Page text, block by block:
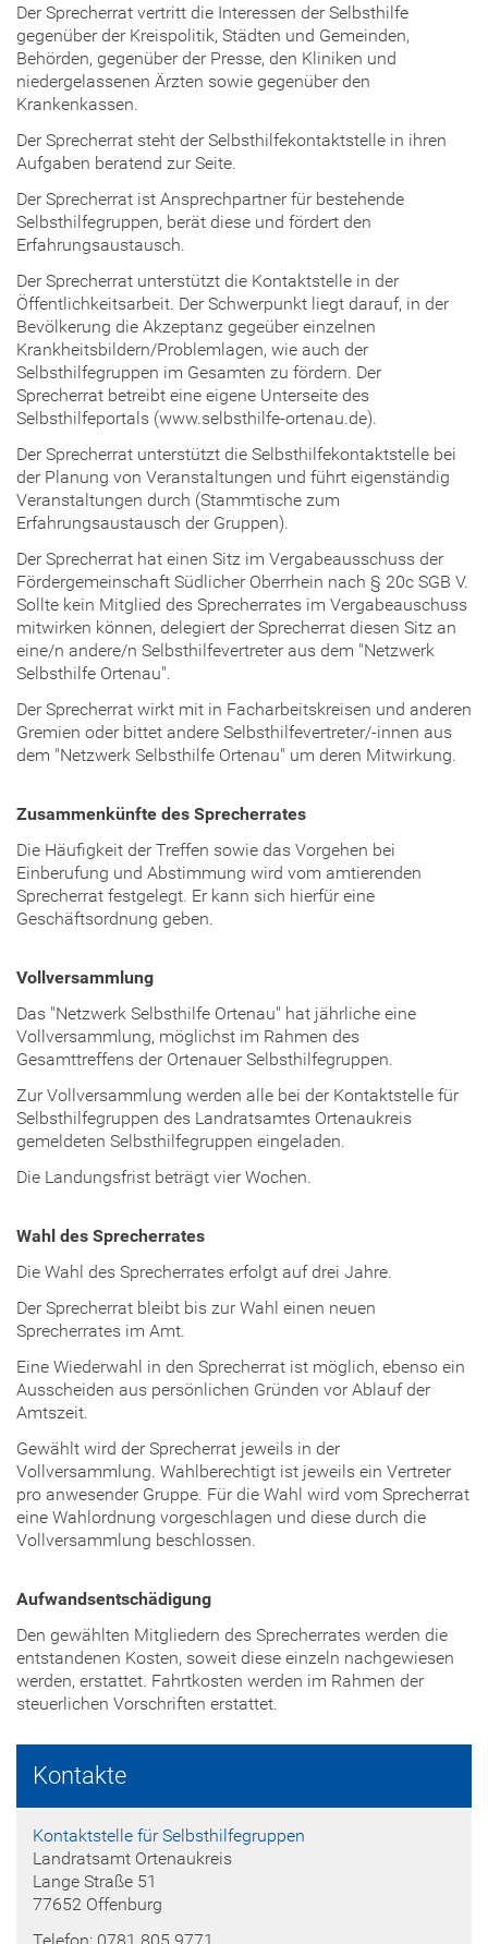
Der Sprecherrat vertritt die Interessen der Selbsthilfe
gegenüber der Kreispolitik, Städten und Gemeinden,
Behörden, gegenüber der Presse, den Kliniken und
niedergelassenen Ärzten sowie gegenüber den
Krankenkassen.
Der Sprecherrat steht der Selbsthilfekontaktstelle in ihren
Aufgaben beratend zur Seite.
Der Sprecherrat ist Ansprechpartner für bestehende
Selbsthilfegruppen, berät diese und fördert den
Erfahrungsaustausch.
Der Sprecherrat unterstützt die Kontaktstelle in der
Öffentlichkeitsarbeit. Der Schwerpunkt liegt darauf, in der
Bevölkerung die Akzeptanz gegeüber einzelnen
Krankheitsbildern/Problemlagen, wie auch der
Selbsthilfegruppen im Gesamten zu fördern. Der
Sprecherrat betreibt eine eigene Unterseite des
Selbsthilfeportals (www.selbsthilfe-ortenau.de).
Der Sprecherrat unterstützt die Selbsthilfekontaktstelle bei
der Planung von Veranstaltungen und führt eigenständig
Veranstaltungen durch (Stammtische zum
Erfahrungsaustausch der Gruppen).
Der Sprecherrat hat einen Sitz im Vergabeausschuss der
Fördergemeinschaft Südlicher Oberrhein nach § 20c SGB V.
Sollte kein Mitglied des Sprecherrates im Vergabeauschuss
mitwirken können, delegiert der Sprecherrat diesen Sitz an
eine/n andere/n Selbsthilfevertreter aus dem "Netzwerk
Selbsthilfe Ortenau".
Der Sprecherrat wirkt mit in Facharbeitskreisen und anderen
Gremien oder bittet andere Selbsthilfevertreter/-innen aus
dem "Netzwerk Selbsthilfe Ortenau" um deren Mitwirkung.
Zusammenkünfte des Sprecherrates
Die Häufigkeit der Treffen sowie das Vorgehen bei
Einberufung und Abstimmung wird vom amtierenden
Sprecherrat festgelegt. Er kann sich hierfür eine
Geschäftsordnung geben.
Vollversammlung
Das "Netzwerk Selbsthilfe Ortenau" hat jährliche eine
Vollversammlung, möglichst im Rahmen des
Gesamttreffens der Ortenauer Selbsthilfegruppen.
Zur Vollversammlung werden alle bei der Kontaktstelle für
Selbsthilfegruppen des Landratsamtes Ortenaukreis
gemeldeten Selbsthilfegruppen eingeladen.
Die Landungsfrist beträgt vier Wochen.
Wahl des Sprecherrates
Die Wahl des Sprecherrates erfolgt auf drei Jahre.
Der Sprecherrat bleibt bis zur Wahl einen neuen
Sprecherrates im Amt.
Eine Wiederwahl in den Sprecherrat ist möglich, ebenso ein
Ausscheiden aus persönlichen Gründen vor Ablauf der
Amtszeit.
Gewählt wird der Sprecherrat jeweils in der
Vollversammlung. Wahlberechtigt ist jeweils ein Vertreter
pro anwesender Gruppe. Für die Wahl wird vom Sprecherrat
eine Wahlordnung vorgeschlagen und diese durch die
Vollversammlung beschlossen.
Aufwandsentschädigung
Den gewählten Mitgliedern des Sprecherrates werden die
entstandenen Kosten, soweit diese einzeln nachgewiesen
werden, erstattet. Fahrtkosten werden im Rahmen der
steuerlichen Vorschriften erstattet.
Kontakte
Kontaktstelle für Selbsthilfegruppen
Landratsamt Ortenaukreis
Lange Straße 51
77652 Offenburg